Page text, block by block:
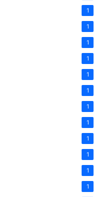
1
1
1
1
1
1
1
1
1
1
1
1